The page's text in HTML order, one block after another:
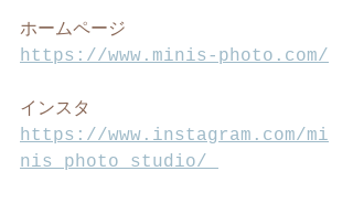
ホームページ
https://www.minis-photo.com/
インスタ
https://www.instagram.com/mi
nis_photo_studio/